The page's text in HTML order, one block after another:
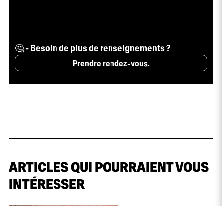
🤔 - Besoin de plus de renseignements ?
Prendre rendez-vous.
ARTICLES QUI POURRAIENT VOUS
INTÉRESSER